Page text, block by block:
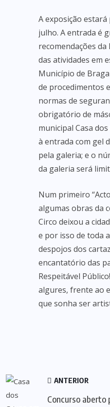
A exposição
julho. A entrada é
recomendações
das atividades em
Município de
de procedimentos
normas de
obrigatório de
municipal Casa
à entrada com gel
pela galeria; e o
da galeria será
Num primeiro
algumas obras da
Circo deixou a
e por isso de toda
despojos dos
encantatório das
Respeitável
algures, frente ao
que sonha ser
ANTERIOR
Concurso aberto